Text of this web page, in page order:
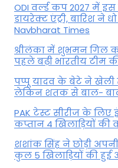
ODI वर्ल्ड कप 2027 में
डायरेक्ट एंट्री, बारिश ने
Navbharat Times
श्रीलंका में शुभमन गिल
पहले बढ़ी भारतीय टीम
पप्पू यादव के बेटे ने खेली
लेकिन शतक से बाल-
PAK टेस्ट सीरीज के
कप्तान 4 खिलाड़ियों की
शशांक सिंह ने छोड़ी
कुल 5 खिलाड़ियों की